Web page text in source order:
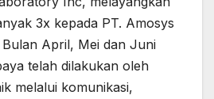
3x kepada PT. Amosys
Bulan April, Mei dan Juni
telah dilakukan oleh
melalui komunikasi,